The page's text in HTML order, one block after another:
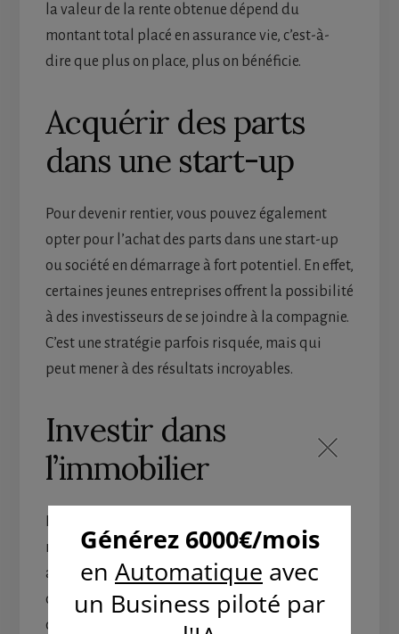
la valeur de la rente obtenue dépend du
montant total placé en assurance vie, c’est-à-
dire que plus on place, plus on bénéficie.
Acquérir des parts
dans une start-up
Pour devenir rentier, vous pouvez également
opter pour l’achat des parts dans une start-up
ou société en démarrage à fort potentiel. En effet,
certaines jeunes entreprises offrent la possibilité
à des investisseurs de se joindre à la compagnie.
C’est une stratégie parfois risquée, mais qui
peut mener à des résultats incroyables.
Investir dans
l’immobilier
rentier rapidement et le patrimoine peut
augmenter brusquement. En plus, ce domaine
d’investissement est très vaste et il permet
d’obtenir des revenus réguliers. Actuellement,